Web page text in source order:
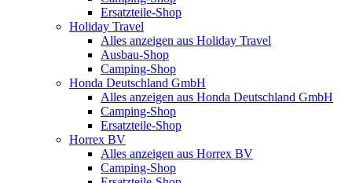
Ersatzteile-Shop
Holiday Travel
Alles anzeigen aus Holiday Travel
Ausbau-Shop
Camping-Shop
Honda Deutschland GmbH
Alles anzeigen aus Honda Deutschland GmbH
Camping-Shop
Ersatzteile-Shop
Horrex BV
Alles anzeigen aus Horrex BV
Camping-Shop